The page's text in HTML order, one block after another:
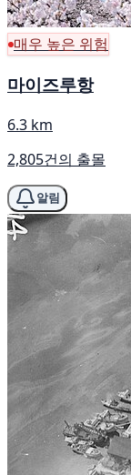
매우 높은 위험
마이즈루항
6.3 km
2,805건의 출몰
알림